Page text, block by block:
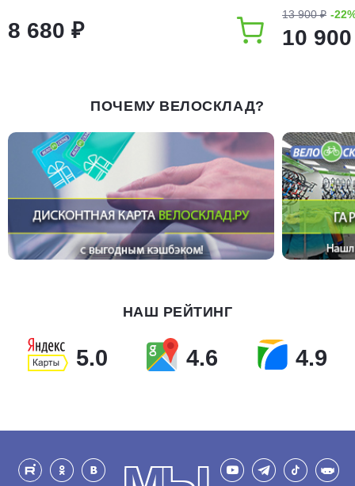
8 680 ₽
13 900 ₽ -
10
ПОЧЕМУ ВЕЛОСКЛАД?
НАШ РЕЙТИНГ
5.0 4.6 4.9